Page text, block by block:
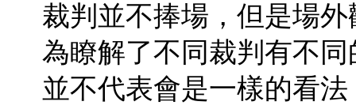
裁判並不捧場，但是場
為瞭解了不同裁判有不
並不代表會是一樣的看